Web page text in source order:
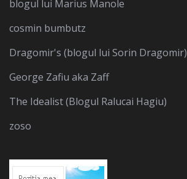
blogul lui Marius Manole
cosmin bumbutz
Dragomir's (blogul lui Sorin Dragomir)
George Zafiu aka Zaff
The Idealist (Blogul Ralucai Hagiu)
zoso